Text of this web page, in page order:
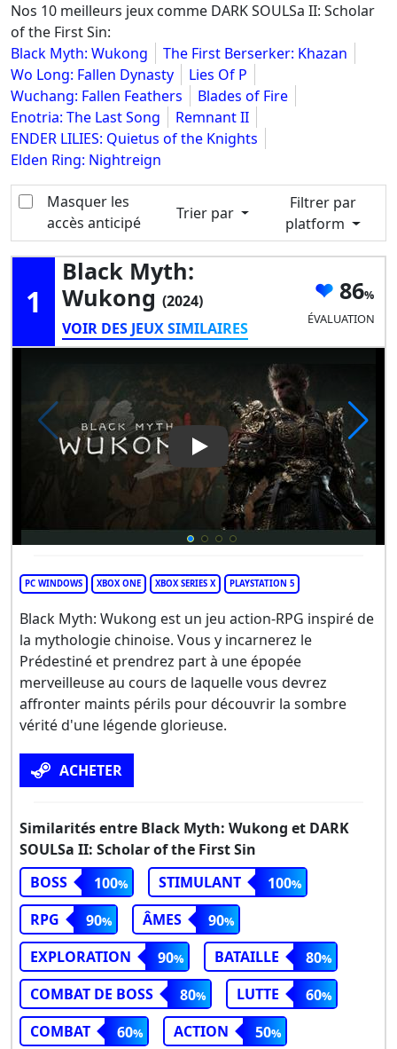
Nos 10 meilleurs jeux comme DARK SOULSa II: Scholar
of the First Sin:
Black Myth: Wukong
The First Berserker: Khazan
Wo Long: Fallen Dynasty
Lies Of P
Wuchang: Fallen Feathers
Blades of Fire
Enotria: The Last Song
Remnant II
ENDER LILIES: Quietus of the Knights
Elden Ring: Nightreign
Masquer les
accès anticipé
Trier par
Filtrer par
platform
1
Black Myth:
Wukong (2024)
VOIR DES JEUX SIMILAIRES
86
ÉVALUATION
Play Video: Black Myth:
PC WINDOWS XBOX ONE XBOX SERIES X PLAYSTATION 5
Black Myth: Wukong est un jeu action-RPG inspiré de
la mythologie chinoise. Vous y incarnerez le
Prédestiné et prendrez part à une épopée
merveilleuse au cours de laquelle vous devrez
affronter maints périls pour découvrir la sombre
vérité d'une légende glorieuse.
ACHETER
Similarités entre Black Myth: Wukong et DARK
SOULSa II: Scholar of the First Sin
BOSS
100 STIMULANT
100
RPG
90 ÂMES
90
EXPLORATION
90 BATAILLE
80
COMBAT DE BOSS
80 LUTTE
60
COMBAT
60 ACTION 50